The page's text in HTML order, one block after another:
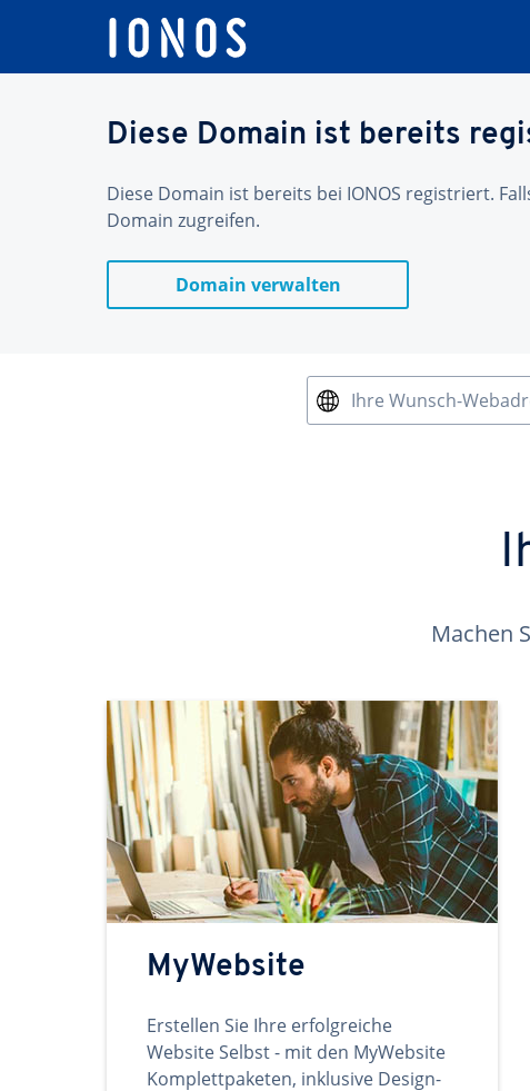
Diese Domain ist bereits
Diese Domain ist bereits bei IONOS registriert.
Domain zugreifen.
Domain verwalten
Ihre Wunsch-
Machen
MyWebsite
Erstellen Sie Ihre erfolgreiche
Website Selbst - mit den MyWebsite
Komplettpaketen, inklusive Design-